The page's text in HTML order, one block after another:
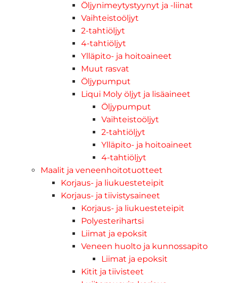
Öljynimeytystyynyt ja -liinat
Vaihteistoöljyt
2-tahtiöljyt
4-tahtiöljyt
Ylläpito- ja hoitoaineet
Muut rasvat
Öljypumput
Liqui Moly öljyt ja lisäaineet
Öljypumput
Vaihteistoöljyt
2-tahtiöljyt
Ylläpito- ja hoitoaineet
4-tahtiöljyt
Maalit ja veneenhoitotuotteet
Korjaus- ja liukuesteteipit
Korjaus- ja tiivistysaineet
Korjaus- ja liukuesteteipit
Polyesterihartsi
Liimat ja epoksit
Veneen huolto ja kunnossapito
Liimat ja epoksit
Kitit ja tiivisteet